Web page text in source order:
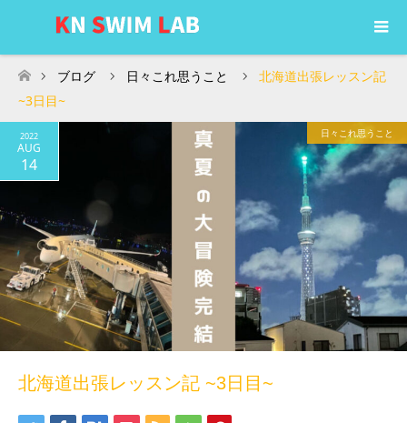
ホーム
ブログ 日々これ思うこと
北海道出張レッスン記
~3日目~
2022
AUG
14
日々これ思うこと
北海道出張レッスン記 ~3日目~